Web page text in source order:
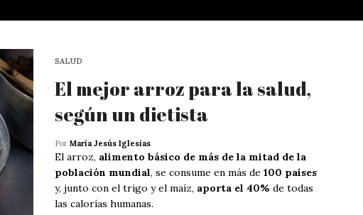
SALUD
El mejor arroz para la salud,
según un dietista
Por María Jesús Iglesias
El arroz, alimento básico de más de la mitad de la
población mundial, se consume en más de 100 países
y, junto con el trigo y el maíz, aporta el 40% de todas
las calorías humanas.